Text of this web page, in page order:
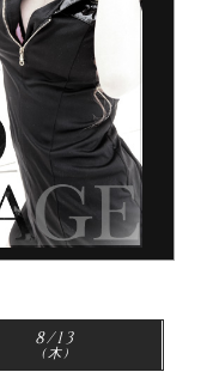
8/13
(木)